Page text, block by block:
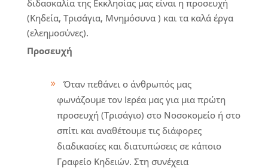
διδασκαλία της Εκκλησίας μας είναι η προσευχή
(Κηδεία, Τρισάγια, Μνημόσυνα ) και τα καλά έργα
(ελεημοσύνες).
Προσευχή
Όταν πεθάνει ο άνθρωπός μας
φωνάζουμε τον Ιερέα μας για μια πρώτη
προσευχή (Τρισάγιο) στο Νοσοκομείο ή στο
σπίτι και αναθέτουμε τις διάφορες
διαδικασίες και διατυπώσεις σε κάποιο
Γραφείο Κηδειών. Στη συνέχεια